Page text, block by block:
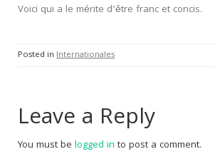
Voici qui a le mérite d’être franc et concis.
Posted in Internationales
Leave a Reply
You must be logged in to post a comment.